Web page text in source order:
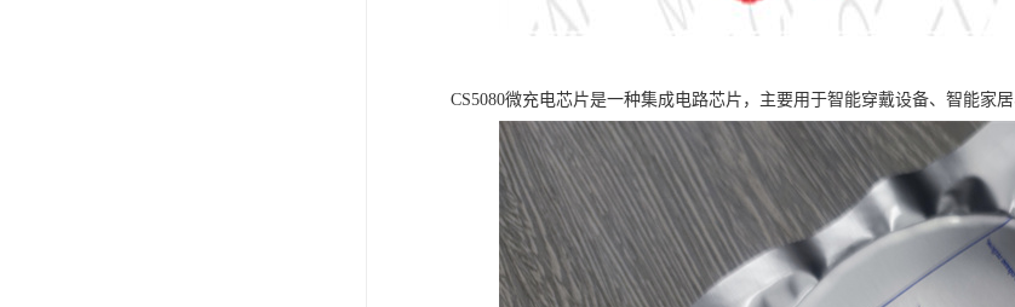
CS5080微充电芯片是一种集成电路芯片，主要用于智能穿戴设备、智能家